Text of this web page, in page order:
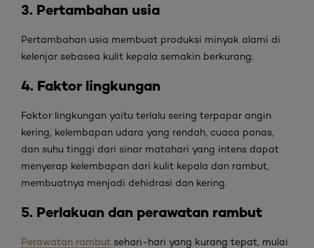
3. Pertambahan usia
Pertambahan usia membuat produksi minyak alami di
kelenjar sebasea kulit kepala semakin berkurang.
4. Faktor lingkungan
Faktor lingkungan yaitu terlalu sering terpapar angin
kering, kelembapan udara yang rendah, cuaca panas,
dan suhu tinggi dari sinar matahari yang intens dapat
menyerap kelembapan dari kulit kepala dan rambut,
membuatnya menjadi dehidrasi dan kering.
5. Perlakuan dan perawatan rambut
Perawatan rambut sehari-hari yang kurang tepat, mulai